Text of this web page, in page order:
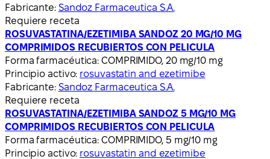
Fabricante: Sandoz Farmaceutica S.A.
Requiere receta
ROSUVASTATINA/EZETIMIBA SANDOZ 20 MG/10 MG
COMPRIMIDOS RECUBIERTOS CON PELICULA
Forma farmacéutica: COMPRIMIDO, 20 mg/10 mg
Principio activo: rosuvastatin and ezetimibe
Fabricante: Sandoz Farmaceutica S.A.
Requiere receta
ROSUVASTATINA/EZETIMIBA SANDOZ 5 MG/10 MG
COMPRIMIDOS RECUBIERTOS CON PELICULA
Forma farmacéutica: COMPRIMIDO, 5 mg/10 mg
Principio activo: rosuvastatin and ezetimibe